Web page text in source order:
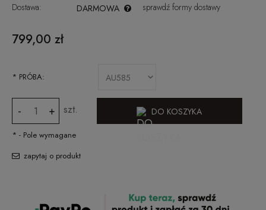
Dostawa:
DARMOWA sprawdź formy dostawy
799,00 zł
* PRÓBA:
- + szt. DO KOSZYKA
* - Pole wymagane
zapytaj o produkt